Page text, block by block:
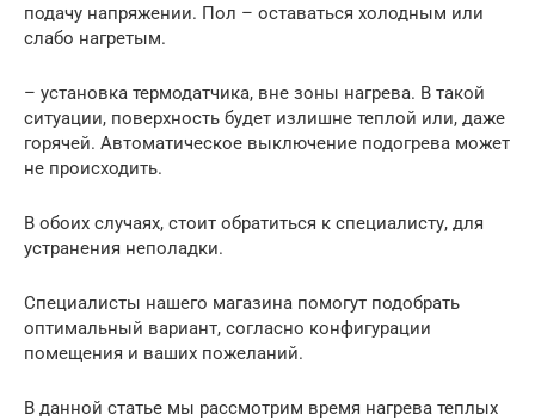
подачу напряжении. Пол – оставаться холодным или
слабо нагретым.
– установка термодатчика, вне зоны нагрева. В такой
ситуации, поверхность будет излишне теплой или, даже
горячей. Автоматическое выключение подогрева может
не происходить.
В обоих случаях, стоит обратиться к специалисту, для
устранения неполадки.
Специалисты нашего магазина помогут подобрать
оптимальный вариант, согласно конфигурации
помещения и ваших пожеланий.
В данной статье мы рассмотрим время нагрева теплых